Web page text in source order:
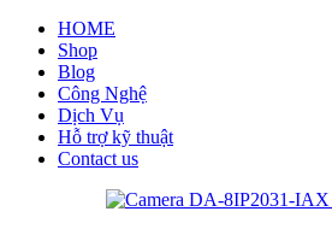
HOME
Shop
Blog
Công Nghệ
Dịch Vụ
Hỗ trợ kỹ thuật
Contact us